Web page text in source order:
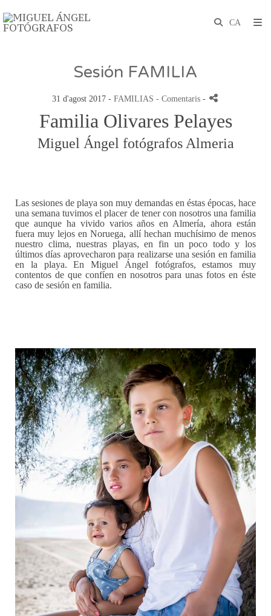
Sesión FAMILIA
31 d'agost 2017 - FAMILIAS - Comentaris -
Familia Olivares Pelayes
Miguel Ángel fotógrafos Almeria
Las sesiones de playa son muy demandas en éstas épocas, hace
una semana tuvimos el placer de tener con nosotros una familia
que aunque ha vivido varios años en Almería, ahora están
fuera muy lejos en Noruega, allí hechan muchísimo de menos
nuestro clima, nuestras playas, en fin un poco todo y los
últimos días aprovecharon para realizarse una sesión en familia
en la playa. En Miguel Ángel fotógrafos, estamos muy
contentos de que confíen en nosotros para unas fotos en éste
caso de sesión en familia.